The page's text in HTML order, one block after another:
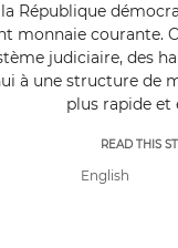
République
monnaie courante.
judiciaire, des
à une structure de
plus rapide et
READ THIS
English